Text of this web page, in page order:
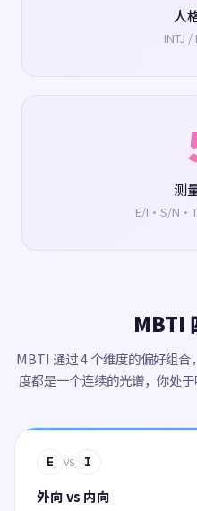
人
INTJ /
测
E/I·S/
MBTI
MBTI 通过 4 个维度的偏好组合
度都是一个连续的光谱，你处
E VS I
外向 vs 内向